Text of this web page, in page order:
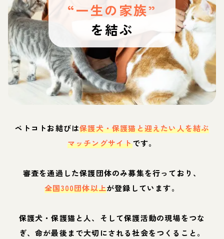
“一生の家族”
を結ぶ
ペトコトお結びは保護犬・保護猫と迎えたい人を結ぶ
マッチングサイトです。
審査を通過した保護団体のみ募集を行っており、
全国300団体以上が登録しています。
保護犬・保護猫と人、そして保護活動の現場をつな
ぎ、命が最後まで大切にされる社会をつくること。